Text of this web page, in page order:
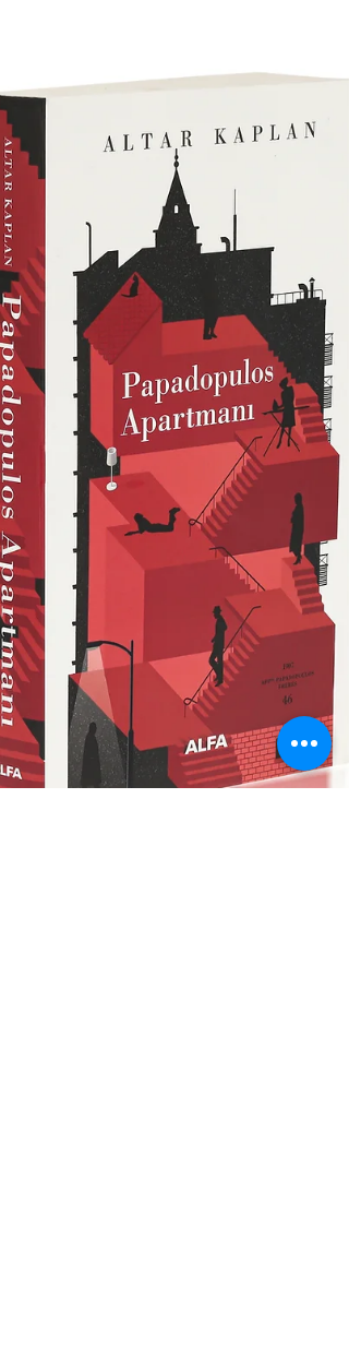
Yürümeye Övgüye Yergi
“Yaşam her zaman tamamlanmamış
kalacak ve hep bir şeyler ertelenmiş.''
Seneca “Yürümek, bütün büyük kadim
bilgeliklere iyi bir...